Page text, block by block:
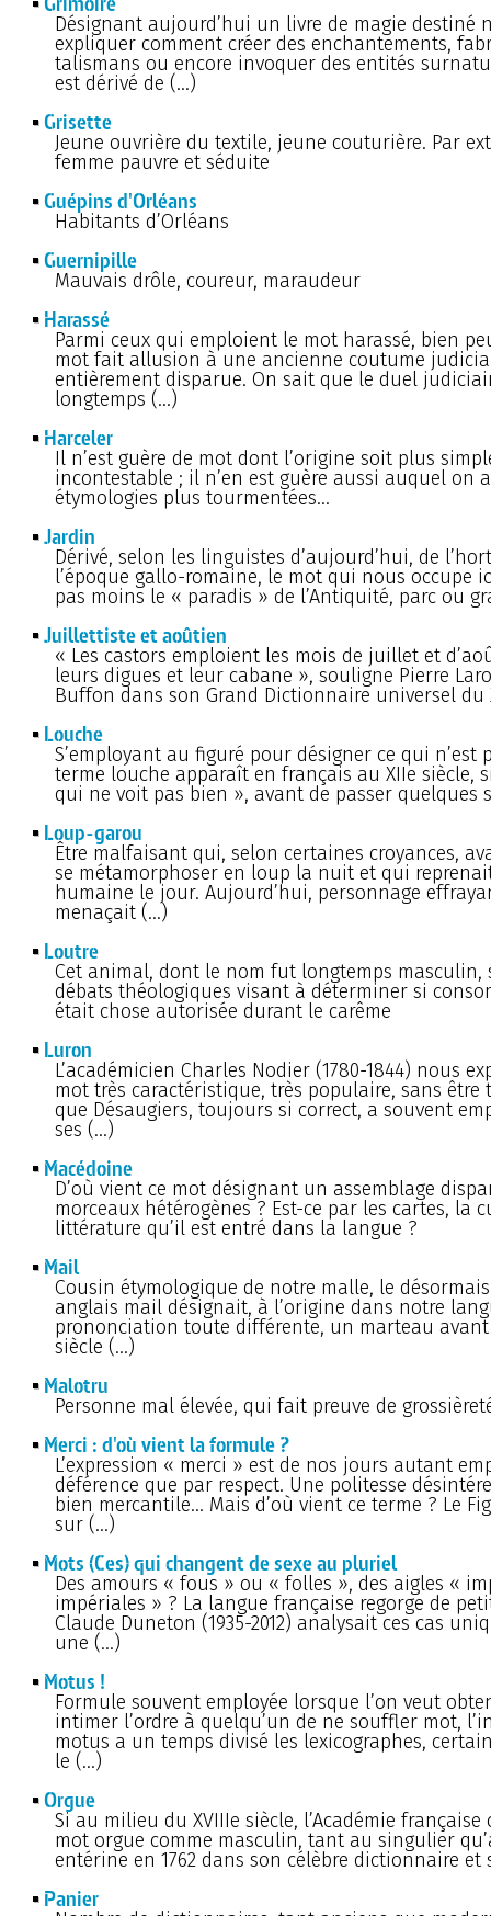
Désignant aujourd’hui un livre de magie destiné
expliquer comment créer des enchantements,
talismans ou encore invoquer des entités
est dérivé de (…)
Grisette
Jeune ouvrière du textile, jeune couturière. Par
femme pauvre et séduite
Guépins d'Orléans
Habitants d’Orléans
Guernipille
Mauvais drôle, coureur, maraudeur
Harassé
Parmi ceux qui emploient le mot harassé, bien
mot fait allusion à une ancienne coutume
entièrement disparue. On sait que le duel
longtemps (…)
Harceler
Il n’est guère de mot dont l’origine soit plus
incontestable ; il n’en est guère aussi auquel on
étymologies plus tourmentées...
Jardin
Dérivé, selon les linguistes d’aujourd’hui, de
l’époque gallo-romaine, le mot qui nous occupe
pas moins le « paradis » de l’Antiquité, parc ou
Juillettiste et aoûtien
« Les castors emploient les mois de juillet et
leurs digues et leur cabane », souligne Pierre
Buffon dans son Grand Dictionnaire universel du
Louche
S’employant au figuré pour désigner ce qui n’est
terme louche apparaît en français au XIIe siècle,
qui ne voit pas bien », avant de passer quelques
Loup-garou
Être malfaisant qui, selon certaines croyances,
se métamorphoser en loup la nuit et qui
humaine le jour. Aujourd’hui, personnage
menaçait (…)
Loutre
Cet animal, dont le nom fut longtemps masculin,
débats théologiques visant à déterminer si
était chose autorisée durant le carême
Luron
L’académicien Charles Nodier (1780-1844) nous
mot très caractéristique, très populaire, sans être
que Désaugiers, toujours si correct, a souvent
ses (…)
Macédoine
D’où vient ce mot désignant un assemblage
morceaux hétérogènes ? Est-ce par les cartes, la
littérature qu’il est entré dans la langue ?
Mail
Cousin étymologique de notre malle, le
anglais mail désignait, à l’origine dans notre
prononciation toute différente, un marteau avant
siècle (…)
Malotru
Personne mal élevée, qui fait preuve de
Merci : d'où vient la formule ?
L’expression « merci » est de nos jours autant
déférence que par respect. Une politesse
bien mercantile... Mais d’où vient ce terme ? Le
sur (…)
Mots (Ces) qui changent de sexe au pluriel
Des amours « fous » ou « folles », des aigles «
impériales » ? La langue française regorge de
Claude Duneton (1935-2012) analysait ces cas
une (…)
Motus !
Formule souvent employée lorsque l’on veut
intimer l’ordre à quelqu’un de ne souffler mot,
motus a un temps divisé les lexicographes,
le (…)
Orgue
Si au milieu du XVIIIe siècle, l’Académie
mot orgue comme masculin, tant au singulier
entérine en 1762 dans son célèbre dictionnaire
Panier